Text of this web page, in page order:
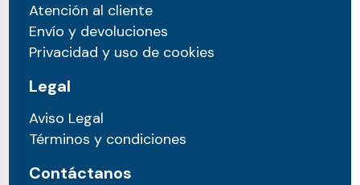
Atención al cliente
Envío y devoluciones
Privacidad y uso de cookies
Legal
Aviso Legal
Términos y condiciones
Contáctanos